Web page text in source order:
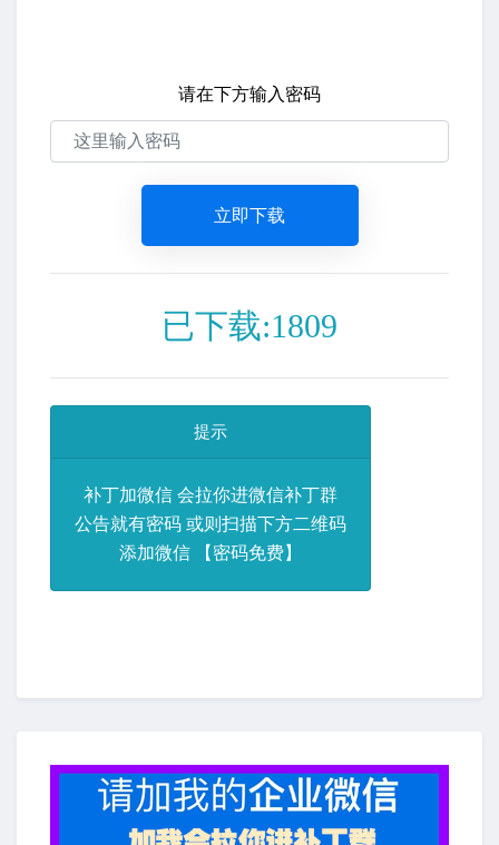
请在下方输入密码
立即下载
已下载:1809
提示
补丁加微信 会拉你进微信补丁群
公告就有密码 或则扫描下方二维码
添加微信 【密码免费】